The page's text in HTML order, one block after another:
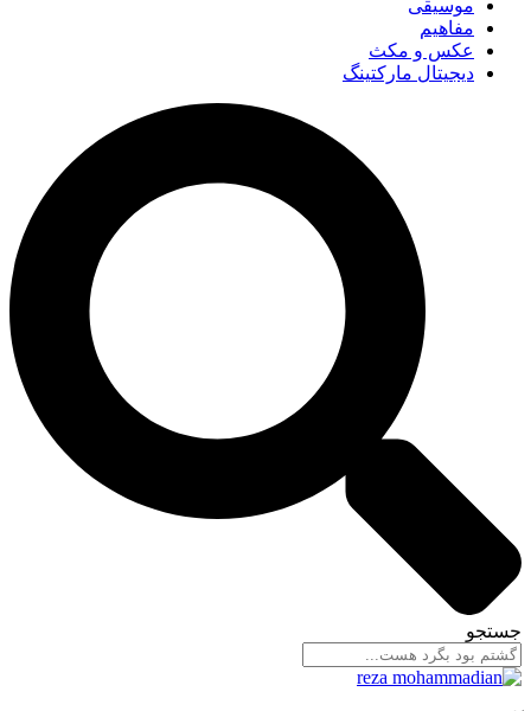
موسیقی
مفاهیم
عکس و مکث
دیجیتال مارکتینگ
جستجو